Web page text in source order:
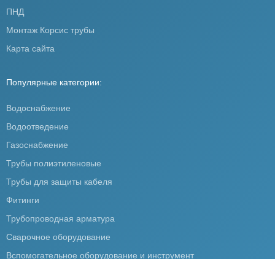
ПНД
Монтаж Корсис трубы
Карта сайта
Популярные категории:
Водоснабжение
Водоотведение
Газоснабжение
Трубы полиэтиленовые
Трубы для защиты кабеля
Фитинги
Трубопроводная арматура
Сварочное оборудование
Вспомогательное оборудование и инструмент